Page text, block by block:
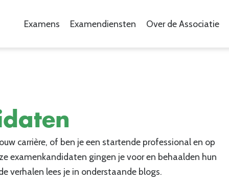
Examens Examendiensten Over de Associatie
carrière, of ben je een startende professional en op
examenkandidaten gingen je voor en behaalden hun
verhalen lees je in onderstaande blogs.